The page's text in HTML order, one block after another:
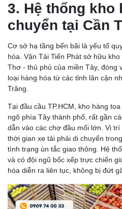
3. Hệ thống kho
chuyển tại Cần
Cơ sở hạ tầng bến bãi là yếu tố
hóa. Vận Tải Tiến Phát sở hữu
Thơ - thủ phủ của miền Tây, đóng
loại hàng hóa từ các tỉnh lân cận
Trăng.
Tại đầu cầu TP.HCM, kho hàng
ngõ phía Tây thành phố, rất gần
dẫn vào các chợ đầu mối lớn. Vị
thời gian xe tải phải di chuyển
tình trạng ùn tắc giao thông. Hệ
và có đội ngũ bốc xếp trực chiến
hóa diễn ra liên tục, không bị đứt